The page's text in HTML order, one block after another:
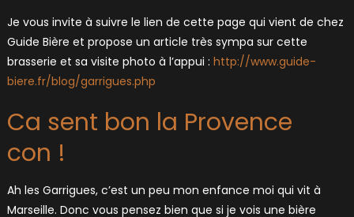
Je vous invite à suivre le lien de cette page qui vient de chez
Guide Bière et propose un article très sympa sur cette
brasserie et sa visite photo à l’appui : http://www.guide-
biere.fr/blog/garrigues.php
Ca sent bon la Provence
con !
Ah les Garrigues, c’est un peu mon enfance moi qui vit à
Marseille. Donc vous pensez bien que si je vois une bière